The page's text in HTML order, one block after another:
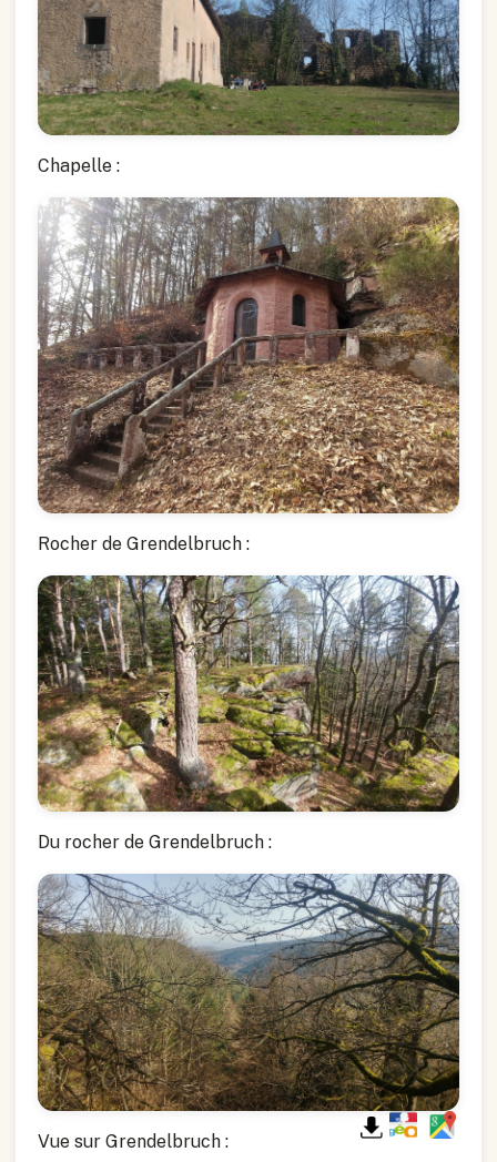
Chapelle :
Rocher de Grendelbruch :
Du rocher de Grendelbruch :
Vue sur Grendelbruch :